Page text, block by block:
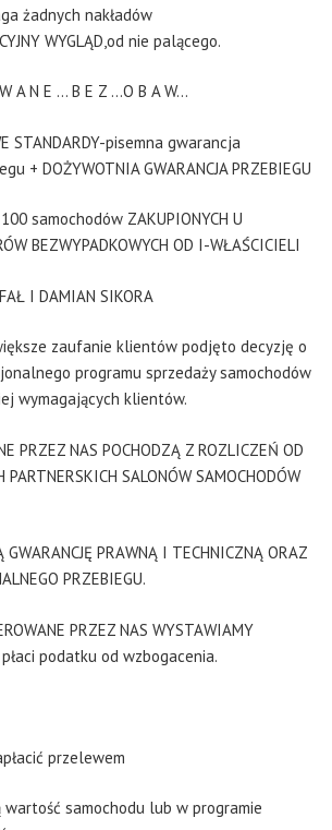
żadnych nakładów
WYGLĄD,od nie palącego.
A N E ... B E Z ...O B A W...
STANDARDY-pisemna gwarancja
+ DOŻYWOTNIA GWARANCJA PRZEBIEGU
samochodów ZAKUPIONYCH U
BEZWYPADKOWYCH OD I-WŁAŚCICIELI
I DAMIAN SIKORA
zaufanie klientów podjęto decyzję o
programu sprzedaży samochodów
wymagających klientów.
PRZEZ NAS POCHODZĄ Z ROZLICZEŃ OD
PARTNERSKICH SALONÓW SAMOCHODÓW
GWARANCJĘ PRAWNĄ I TECHNICZNĄ ORAZ
PRZEBIEGU.
PRZEZ NAS WYSTAWIAMY
podatku od wzbogacenia.
przelewem
wartość samochodu lub w programie